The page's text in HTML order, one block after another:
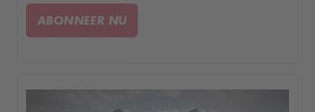
vonden. Bestaan de reuzen uit mythen en legendes
echt?.
ABONNEER NU